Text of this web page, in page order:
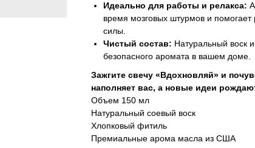
Идеально для работы и релакса:
время мозговых штурмов и помогает
силы.
Чистый состав: Натуральный воск
безопасного аромата в вашем доме.
Зажгите свечу «Вдохновляй» и
наполняет вас, а новые идеи
Объем 150 мл
Натуральный соевый воск
Хлопковый фитиль
Премиальные арома масла из США